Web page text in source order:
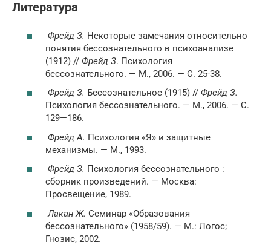
Литература
Фрейд З. Некоторые замечания относительно
понятия бессознательного в психоанализе
(1912) // Фрейд З. Психология
бессознательного. — М., 2006. — С. 25-38.
Фрейд З. Бессознательное (1915) // Фрейд З.
Психология бессознательного. — М., 2006. — С.
129—186.
Фрейд А. Психология «Я» и защитные
механизмы. — М., 1993.
Фрейд З. Психология бессознательного :
сборник произведений. — Москва:
Просвещение, 1989.
Лакан Ж. Семинар «Образования
бессознательного» (1958/59). — М.: Логос;
Гнозис, 2002.